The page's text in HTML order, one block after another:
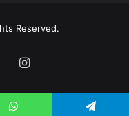
Reserved.
Instagram